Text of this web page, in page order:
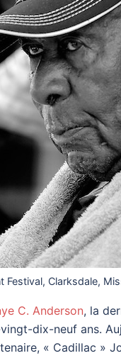
Festival, Clarksdale,
C. Anderson, la
dix-neuf ans.
« Cadillac »